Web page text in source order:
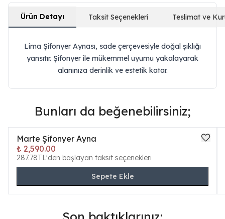
Ürün Detayı Taksit Seçenekleri Teslimat ve
Lima Şifonyer Aynası, sade çerçevesiyle doğal şıklığı
yansıtır. Şifonyer ile mükemmel uyumu yakalayarak
alanınıza derinlik ve estetik katar.
Bunları da beğenebilirsiniz;
Marte Şifonyer Ayna
₺ 2,590.00
287.78TL'den başlayan taksit seçenekleri
Sepete Ekle